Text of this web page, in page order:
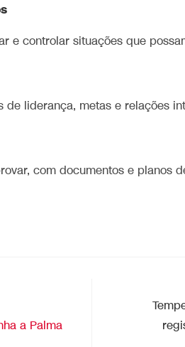
e controlar situações que
liderança, metas e relações
com documentos e planos
a Palma